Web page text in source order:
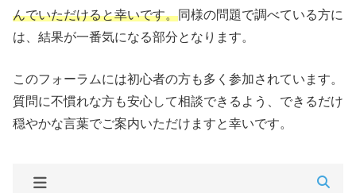
んでいただけると幸いです。同様の問題で調べている方に
は、結果が一番気になる部分となります。
このフォーラムには初心者の方も多く参加されています。
質問に不慣れな方も安心して相談できるよう、できるだけ
穏やかな言葉でご案内いただけますと幸いです。